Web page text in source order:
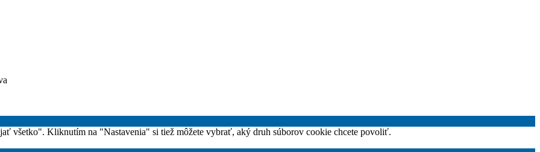
všetko". Kliknutím na "Nastavenia" si tiež môžete vybrať, aký druh súborov cookie chcete povoliť.